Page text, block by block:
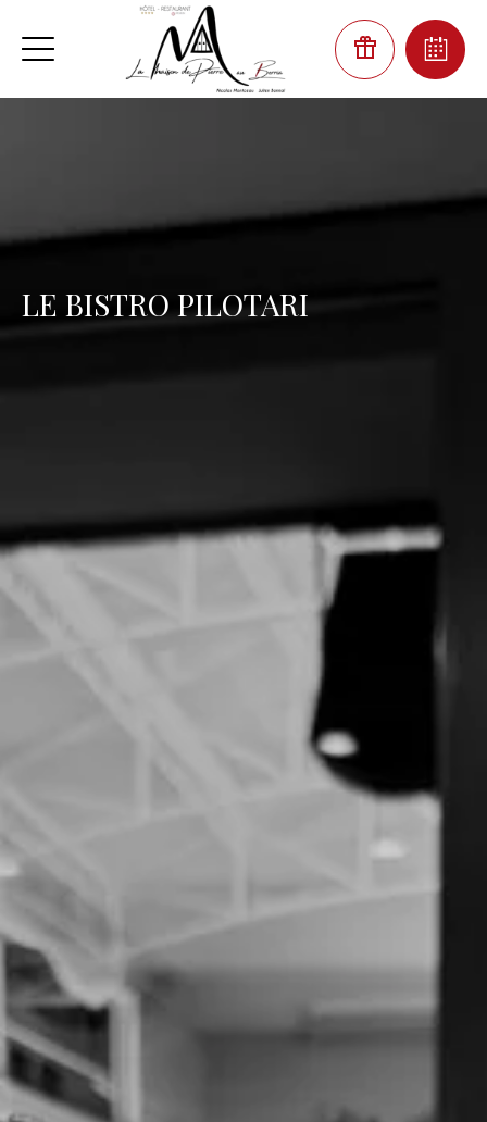
LE BISTRO PILOTARI